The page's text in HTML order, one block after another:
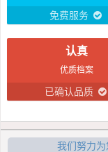
免费服务
认真
优质档案
已确认品质
我们努力